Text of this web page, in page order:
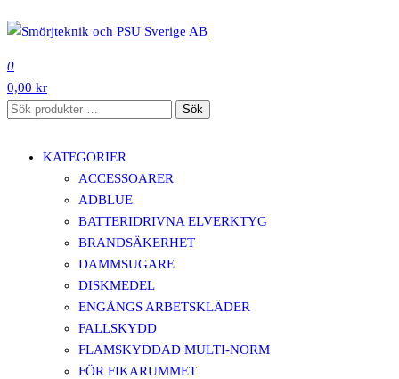
till
innehåll
0
0,00 kr
Sök
Sök
KATEGORIER
ACCESSOARER
ADBLUE
BATTERIDRIVNA ELVERKTYG
BRANDSÄKERHET
DAMMSUGARE
DISKMEDEL
ENGÅNGS ARBETSKLÄDER
FALLSKYDD
FLAMSKYDDAD MULTI-NORM
FÖR FIKARUMMET